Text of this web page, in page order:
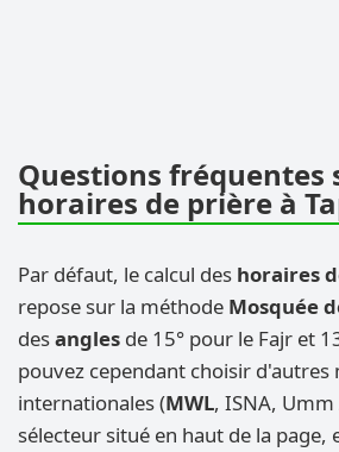
Questions fréquentes
horaires de prière à
Par défaut, le calcul des horaires
repose sur la méthode Mosquée
desangles de 15° pour le Fajr et
pouvez cependant choisir d'autres
internationales (MWL, ISNA,
sélecteur situé en haut de la page,